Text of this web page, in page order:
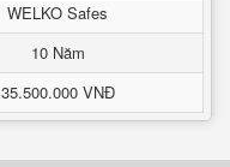
WELKO Safes
10 Năm
35.500.000 VNĐ